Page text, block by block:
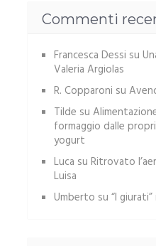
Commenti
Francesca Dessi su
Valeria Argiolas
R. Copparoni su
Tilde su
formaggio dalle
yogurt
Luca su Ritrovato
Luisa
Umberto su “I